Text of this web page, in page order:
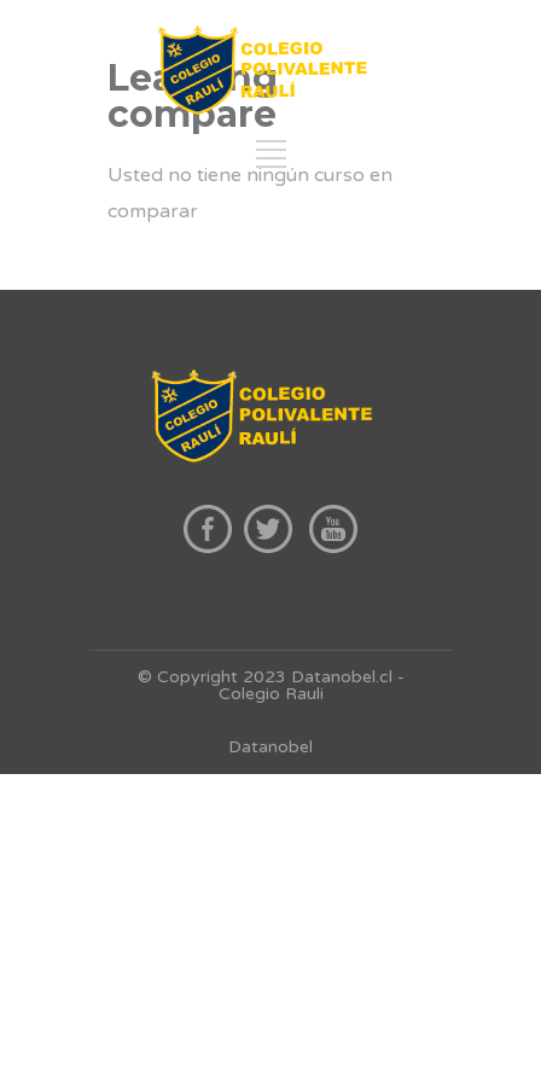
Learning
compare
Usted no tiene ningún curso en
comparar
© Copyright 2023 Datanobel.cl -
Colegio Rauli
Datanobel